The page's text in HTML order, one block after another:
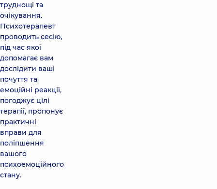
труднощі та
очікування.
Психотерапевт
проводить сесію,
під час якої
допомагає вам
дослідити ваші
почуття та
емоційні реакції,
погоджує цілі
терапії, пропонує
практичні
вправи для
поліпшення
вашого
психоемоційного
стану.